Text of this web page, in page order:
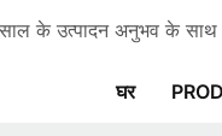
के उत्पादन अनुभव के साथ
घर